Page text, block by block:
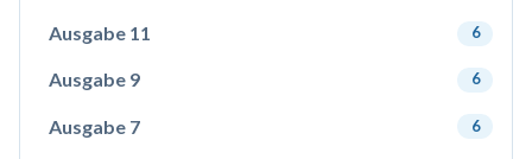
Ausgabe 11 6
Ausgabe 9 6
Ausgabe 7 6